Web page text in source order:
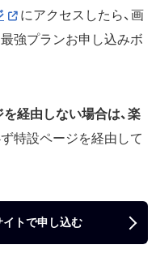
にアクセスしたら、画
強プランお申し込みボ
経由しない場合は、楽
特設ページを経由して
トで申し込む